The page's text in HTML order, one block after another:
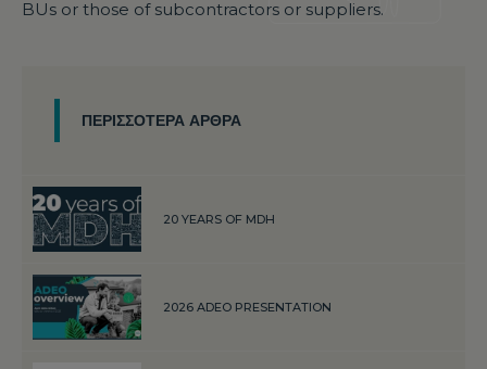
BUs or those of subcontractors or suppliers.
ΠΕΡΙΣΣΌΤΕΡΑ ΆΡΘΡΑ
20 YEARS OF MDH
2026 ADEO PRESENTATION